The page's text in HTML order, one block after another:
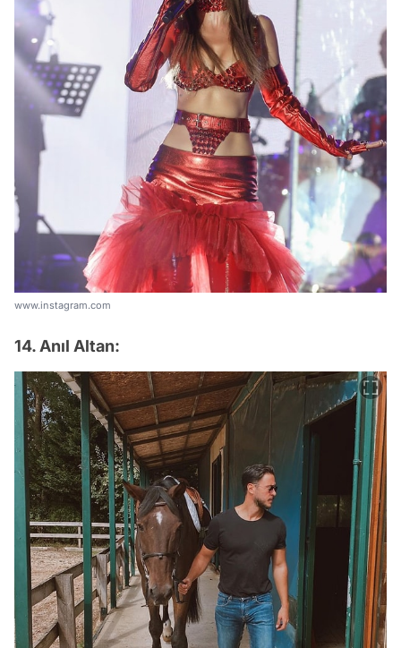
www.instagram.com
14. Anıl Altan: